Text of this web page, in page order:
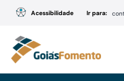
conteúdo
Acessibilidade Ir para: